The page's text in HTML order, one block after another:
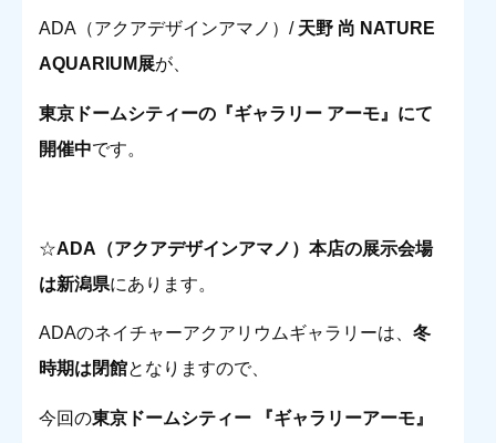
ADA（アクアデザインアマノ）/ 天野 尚 NATURE
AQUARIUM展が、
東京ドームシティーの『ギャラリー アーモ』にて
開催中です。
☆ADA（アクアデザインアマノ）本店の展示会場
は新潟県にあります。
ADAのネイチャーアクアリウムギャラリーは、 冬
時期は閉館となりますので、
今回の東京ドームシティー 『ギャラリーアーモ』